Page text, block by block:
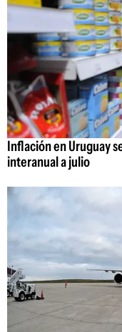
Inflación en Uruguay
interanual a julio